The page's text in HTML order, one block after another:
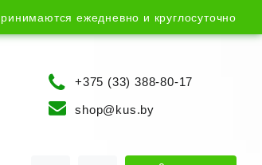
ежедневно и круглосуточно
+375 (33) 388-80-17
shop@kus.by